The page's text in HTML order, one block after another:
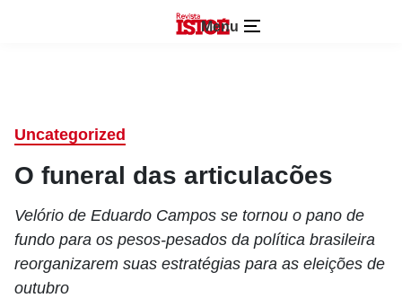
Menu
Uncategorized
O funeral das articulacões
Velório de Eduardo Campos se tornou o pano de
fundo para os pesos-pesados da política brasileira
reorganizarem suas estratégias para as eleições de
outubro